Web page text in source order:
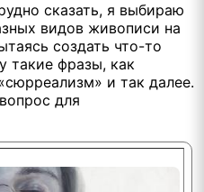
сказать, я выбираю
видов живописи на
создать что-то
такие фразы, как
и так далее.
для